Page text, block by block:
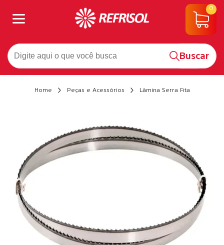
Buscar
0
Home Peças e Acessórios Lâmina Serra Fita